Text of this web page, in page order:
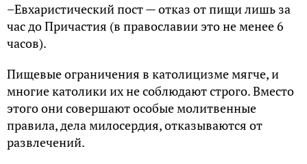
–Евхаристический пост — отказ от пищи лишь за
час до Причастия (в православии это не менее 6
часов).
Пищевые ограничения в католицизме мягче, и
многие католики их не соблюдают строго. Вместо
этого они совершают особые молитвенные
правила, дела милосердия, отказываются от
развлечений.